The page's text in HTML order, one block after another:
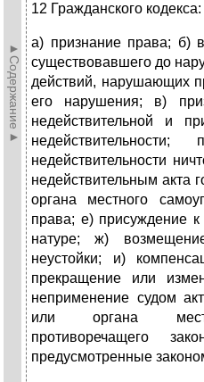
►Содержание►
12 Гражданского кодекса:
а) признание права; б)
существовавшего до
действий, нарушающих
его нарушения; в)
недействительной и
недействительности;
недействительности
недействительным акта
органа местного
права; е) присуждение
натуре; ж)
неустойки; и)
прекращение или
неприменение судом
или органа
противоречащего
предусмотренные